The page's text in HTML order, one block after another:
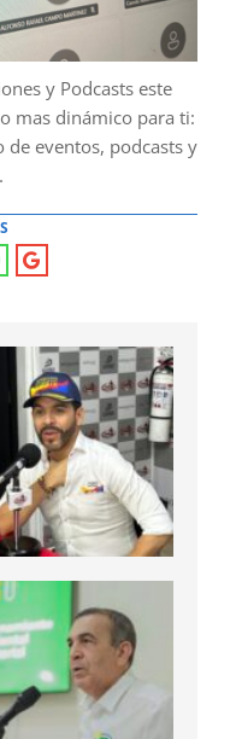
y Podcasts este
mas dinámico para ti:
eventos, podcasts y